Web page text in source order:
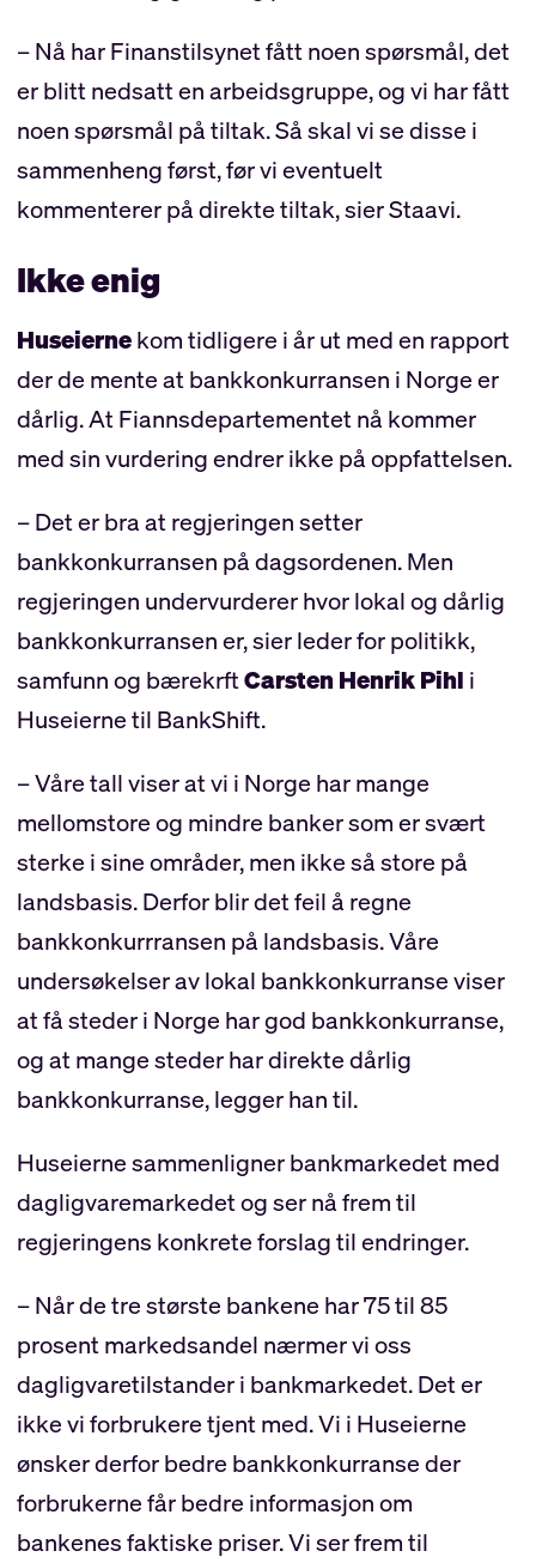
– Nå har Finanstilsynet fått noen spørsmål, det
er blitt nedsatt en arbeidsgruppe, og vi har fått
noen spørsmål på tiltak. Så skal vi se disse i
sammenheng først, før vi eventuelt
kommenterer på direkte tiltak, sier Staavi.
Ikke enig
Huseiernekom tidligere i år ut med en rapport
der de mente at bankkonkurransen i Norge er
dårlig. At Fiannsdepartementet nå kommer
med sin vurdering endrer ikke på oppfattelsen.
– Det er bra at regjeringen setter
bankkonkurransen på dagsordenen. Men
regjeringen undervurderer hvor lokal og dårlig
bankkonkurransen er, sier leder for politikk,
samfunn og bærekrftCarsten Henrik Pihl i
Huseierne til BankShift.
– Våre tall viser at vi i Norge har mange
mellomstore og mindre banker som er svært
sterke i sine områder, men ikke så store på
landsbasis. Derfor blir det feil å regne
bankkonkurrransen på landsbasis. Våre
undersøkelser av lokal bankkonkurranse viser
at få steder i Norge har god bankkonkurranse,
og at mange steder har direkte dårlig
bankkonkurranse, legger han til.
Huseierne sammenligner bankmarkedet med
dagligvaremarkedet og ser nå frem til
regjeringens konkrete forslag til endringer.
– Når de tre største bankene har 75 til 85
prosent markedsandel nærmer vi oss
dagligvaretilstander i bankmarkedet. Det er
ikke vi forbrukere tjent med. Vi i Huseierne
ønsker derfor bedre bankkonkurranse der
forbrukerne får bedre informasjon om
bankenes faktiske priser. Vi ser frem til